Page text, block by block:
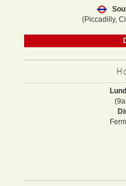
(Piccadilly,